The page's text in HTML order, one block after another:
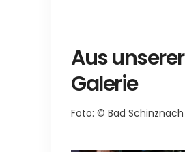
Aus unserer
Galerie
Foto: © Bad Schinznach